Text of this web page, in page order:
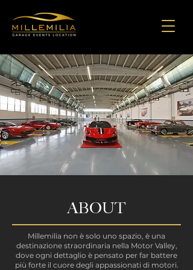
ABOUT
Millemilia non è solo uno spazio, è una
destinazione straordinaria nella Motor Valley,
dove ogni dettaglio è pensato per far battere
più forte il cuore degli appassionati di motori.